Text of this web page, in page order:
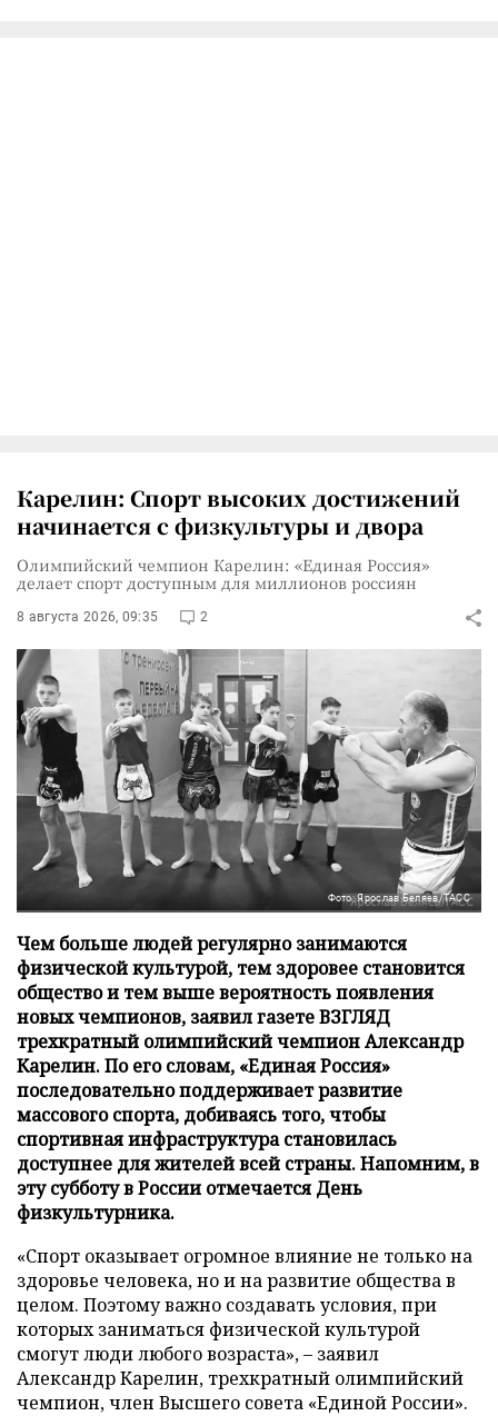
Карелин: Спорт высоких достижений
начинается с физкультуры и двора
Олимпийский чемпион Карелин: «Единая Россия»
делает спорт доступным для миллионов россиян
8 августа 2026, 09:35 2
Фото: Ярослав Беляев/ТАСС
Чем больше людей регулярно занимаются
физической культурой, тем здоровее становится
общество и тем выше вероятность появления
новых чемпионов, заявил газете ВЗГЛЯД
трехкратный олимпийский чемпион Александр
Карелин. По его словам, «Единая Россия»
последовательно поддерживает развитие
массового спорта, добиваясь того, чтобы
спортивная инфраструктура становилась
доступнее для жителей всей страны. Напомним, в
эту субботу в России отмечается День
физкультурника.
«Спорт оказывает огромное влияние не только на
здоровье человека, но и на развитие общества в
целом. Поэтому важно создавать условия, при
которых заниматься физической культурой
смогут люди любого возраста», – заявил
Александр Карелин, трехкратный олимпийский
чемпион, член Высшего совета «Единой России».